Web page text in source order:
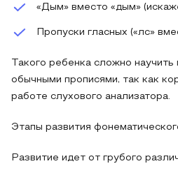
«Дым» вместо «дым»
Пропуски гласных («лс»
Такого ребенка сложно
обычными прописями, так как
работе слухового анализатора.
Этапы развития
Развитие идет от грубого